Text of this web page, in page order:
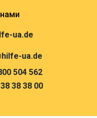
ua.de
ua.de
504 562
38 38 00